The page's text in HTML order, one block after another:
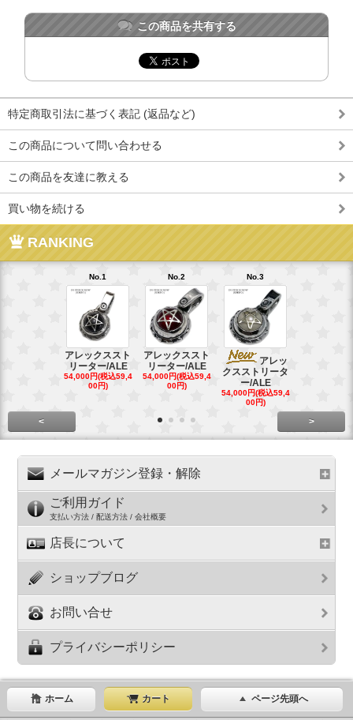
この商品を共有する
特定商取引法に基づく表記 (返品など)
この商品について問い合わせる
この商品を友達に教える
買い物を続ける
RANKING
No.1
アレックススト
リーター/ALE
54,000円(税込59,4
00円)
No.2
アレックススト
リーター/ALE
54,000円(税込59,4
00円)
No.3
アレッ
クスストリータ
ー/ALE
54,000円(税込59,4
00円)
< >
メールマガジン登録・解除
ご利用ガイド
支払い方法 / 配送方法 / 会社概要
店長について
ショップブログ
お問い合せ
プライバシーポリシー
ホーム カート ページ先頭へ